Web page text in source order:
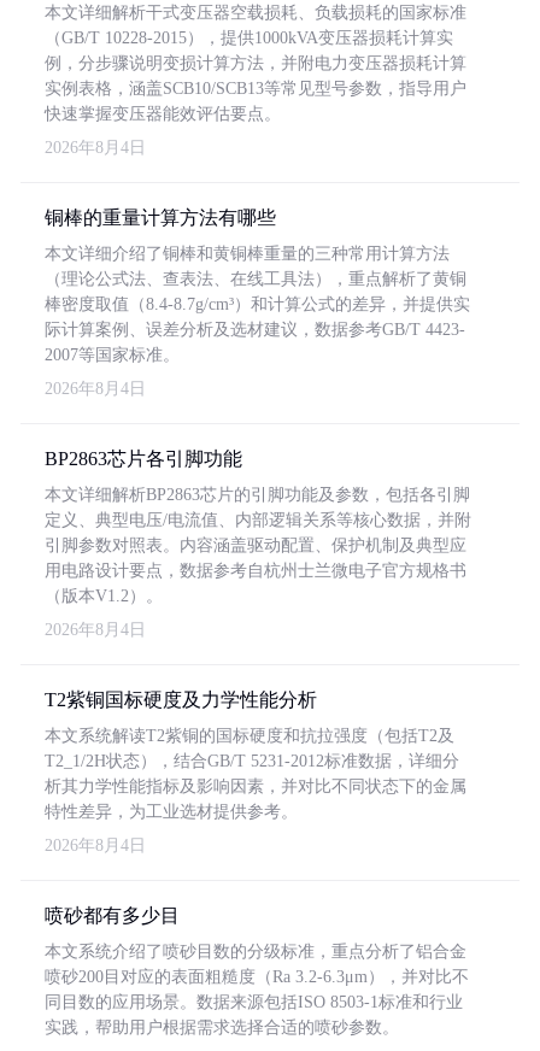
本文详细解析干式变压器空载损耗、负载损耗的国家标准
（GB/T 10228-2015），提供1000kVA变压器损耗计算实
例，分步骤说明变损计算方法，并附电力变压器损耗计算
实例表格，涵盖SCB10/SCB13等常见型号参数，指导用户
快速掌握变压器能效评估要点。
2026年8月4日
铜棒的重量计算方法有哪些
本文详细介绍了铜棒和黄铜棒重量的三种常用计算方法
（理论公式法、查表法、在线工具法），重点解析了黄铜
棒密度取值（8.4-8.7g/cm³）和计算公式的差异，并提供实
际计算案例、误差分析及选材建议，数据参考GB/T 4423-
2007等国家标准。
2026年8月4日
BP2863芯片各引脚功能
本文详细解析BP2863芯片的引脚功能及参数，包括各引脚
定义、典型电压/电流值、内部逻辑关系等核心数据，并附
引脚参数对照表。内容涵盖驱动配置、保护机制及典型应
用电路设计要点，数据参考自杭州士兰微电子官方规格书
（版本V1.2）。
2026年8月4日
T2紫铜国标硬度及力学性能分析
本文系统解读T2紫铜的国标硬度和抗拉强度（包括T2及
T2_1/2H状态），结合GB/T 5231-2012标准数据，详细分
析其力学性能指标及影响因素，并对比不同状态下的金属
特性差异，为工业选材提供参考。
2026年8月4日
喷砂都有多少目
本文系统介绍了喷砂目数的分级标准，重点分析了铝合金
喷砂200目对应的表面粗糙度（Ra 3.2-6.3μm），并对比不
同目数的应用场景。数据来源包括ISO 8503-1标准和行业
实践，帮助用户根据需求选择合适的喷砂参数。